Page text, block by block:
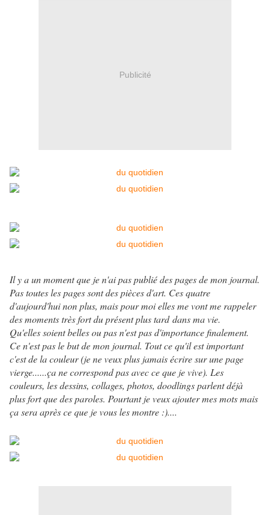
Publicité
Il y a un moment que je n'ai pas publié des pages de mon journal.
Pas toutes les pages sont des pièces d'art. Ces quatre
d'aujourd'hui non plus, mais pour moi elles me vont me rappeler
des moments très fort du présent plus tard dans ma vie.
Qu'elles soient belles ou pas n'est pas d'importance finalement.
Ce n'est pas le but de mon journal. Tout ce qu'il est important
c'est de la couleur (je ne veux plus jamais écrire sur une page
vierge......ça ne correspond pas avec ce que je vive). Les
couleurs, les dessins, collages, photos, doodlings parlent déjà
plus fort que des paroles. Pourtant je veux ajouter mes mots mais
ça sera après ce que je vous les montre :)....